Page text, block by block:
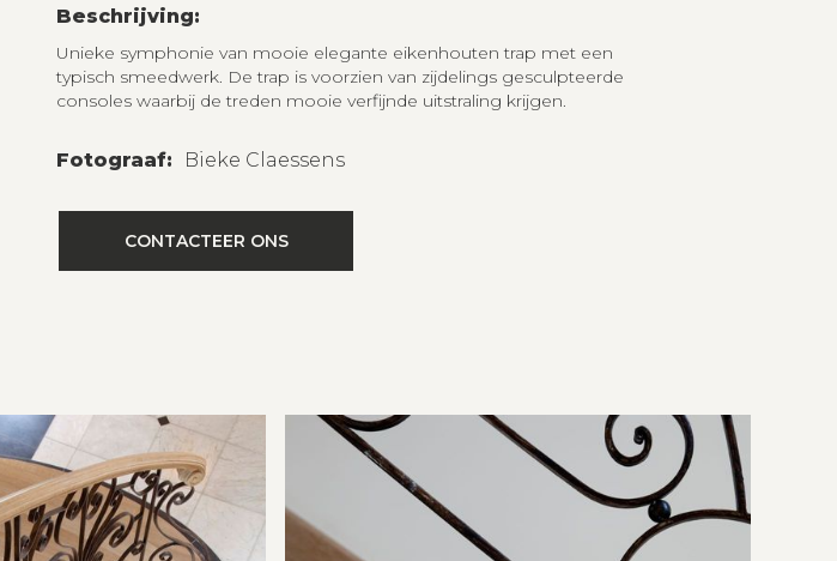
Beschrijving:
Unieke symphonie van mooie elegante eikenhouten trap met een
typisch smeedwerk. De trap is voorzien van zijdelings gesculpteerde
consoles waarbij de treden mooie verfijnde uitstraling krijgen.
Fotograaf: Bieke Claessens
CONTACTEER ONS